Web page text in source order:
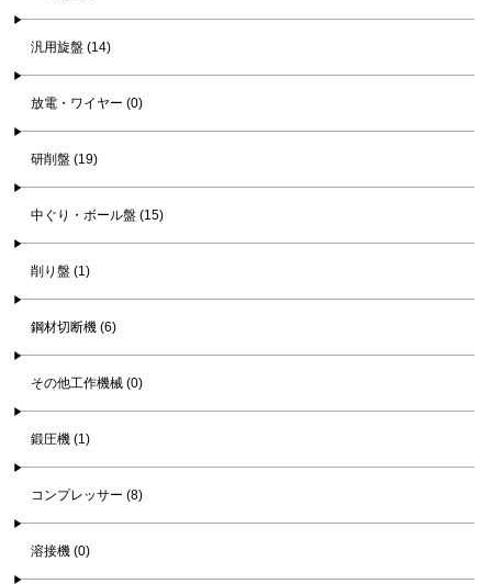
汎用旋盤 (14)
放電・ワイヤー (0)
研削盤 (19)
中ぐり・ボール盤 (15)
削り盤 (1)
鋼材切断機 (6)
その他工作機械 (0)
鍛圧機 (1)
コンプレッサー (8)
溶接機 (0)